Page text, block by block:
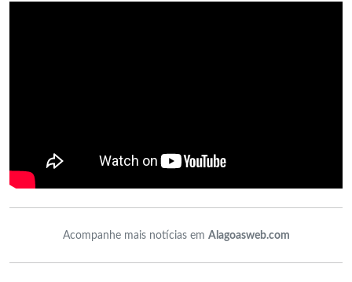
Acompanhe mais notícias em Alagoasweb.com